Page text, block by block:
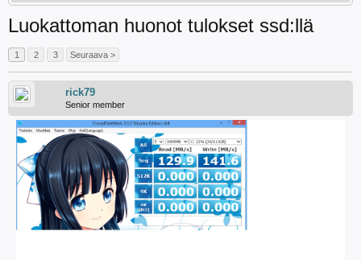
Luokattoman huonot tulokset ssd:llä
1 2 3 Seuraava >
rick79
Senior member